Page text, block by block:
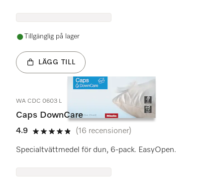
Tillgänglig på lager
LÄGG TILL
WA CDC 0603 L
Caps DownCare
4.9
4.9 stars out of 5
(16 recensioner)
Specialtvättmedel för dun, 6-pack. EasyOpen.